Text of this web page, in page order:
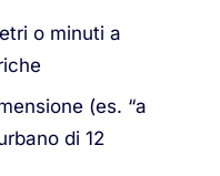
o minuti a
(es. “a
di 12